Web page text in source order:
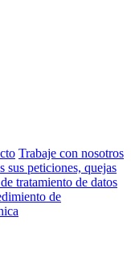
Trabaje con nosotros
sus peticiones, quejas
tratamiento de datos
de